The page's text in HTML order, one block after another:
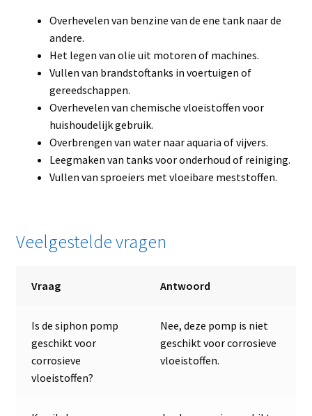
Overhevelen van benzine van de ene tank naar de
andere.
Het legen van olie uit motoren of machines.
Vullen van brandstoftanks in voertuigen of
gereedschappen.
Overhevelen van chemische vloeistoffen voor
huishoudelijk gebruik.
Overbrengen van water naar aquaria of vijvers.
Leegmaken van tanks voor onderhoud of reiniging.
Vullen van sproeiers met vloeibare meststoffen.
Veelgestelde vragen
Vraag Antwoord
Is de siphon pomp
geschikt voor
corrosieve
vloeistoffen?
Nee, deze pomp is niet
geschikt voor corrosieve
vloeistoffen.